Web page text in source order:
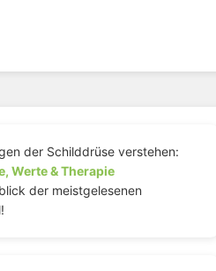
der Schilddrüse verstehen:
Werte & Therapie
der meistgelesenen